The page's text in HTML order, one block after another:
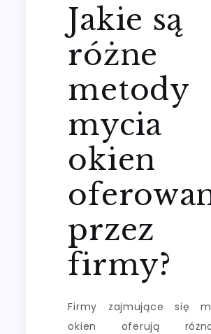
Jakie są
różne
metody
mycia
okien
przez
firmy?
Firmy zajmujące się
okien oferują